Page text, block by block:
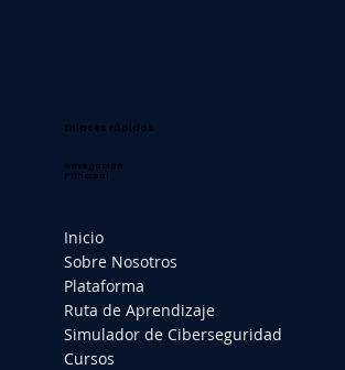
Enlaces rápidos
Navegación
Principal
Inicio
Sobre Nosotros
Plataforma
Ruta de Aprendizaje
Simulador de Ciberseguridad
Cursos